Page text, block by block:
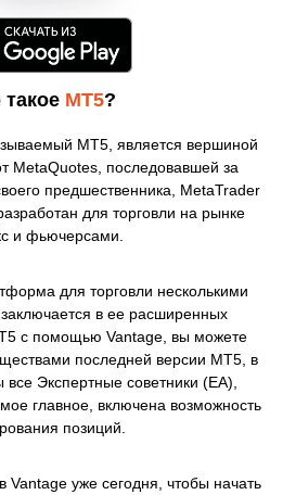
такое MT5?
MT5, является вершиной
MetaQuotes, последовавшей за
предшественника, MetaTrader
для торговли на рынке
и фьючерсами.
для торговли несколькими
в ее расширенных
с помощью Vantage, вы можете
последней версии MT5, в
все Экспертные советники (EA),
главное, включена возможность
позиций.
Vantage уже сегодня, чтобы начать